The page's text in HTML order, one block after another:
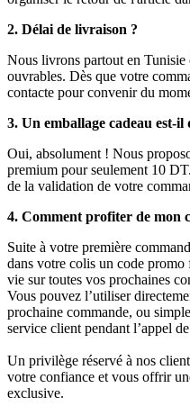
2. Délai de livraison ?
Nous livrons partout en Tunisie
ouvrables. Dès que votre
contacte pour convenir du
3. Un emballage cadeau est-il
Oui, absolument ! Nous
premium pour seulement 10
de la validation de votre
4. Comment profiter de mon
Suite à votre première
dans votre colis un code
vie sur toutes vos prochaines
Vous pouvez l’utiliser
prochaine commande, ou
service client pendant l’appel
Un privilège réservé à nos
votre confiance et vous offrir
exclusive.